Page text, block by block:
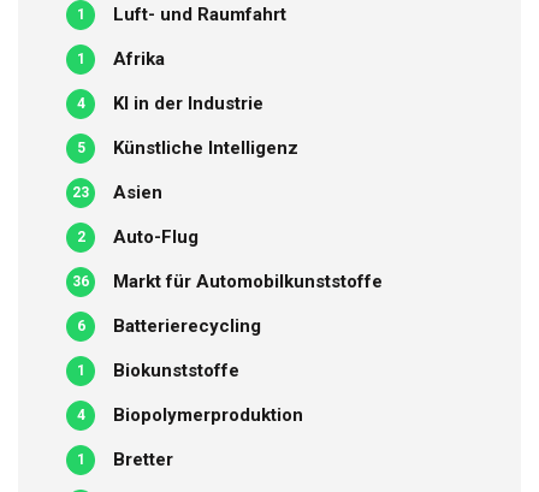
Luft- und Raumfahrt
1
Afrika
1
KI in der Industrie
4
Künstliche Intelligenz
5
Asien
23
Auto-Flug
2
Markt für Automobilkunststoffe
36
Batterierecycling
6
Biokunststoffe
1
Biopolymerproduktion
4
Bretter
1